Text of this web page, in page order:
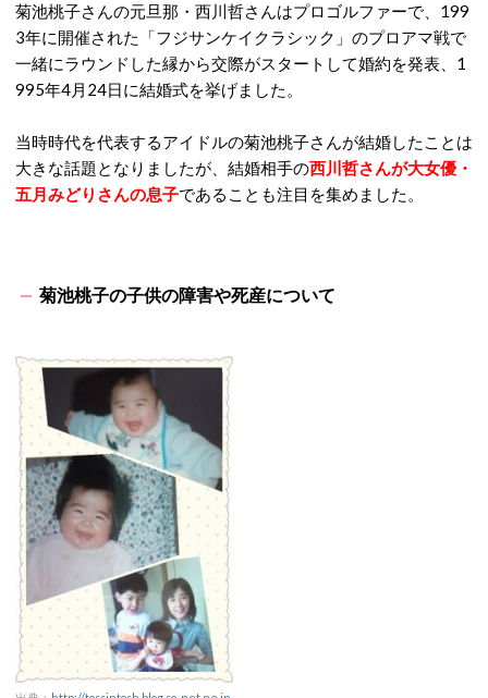
菊池桃子さんの元旦那・西川哲さんはプロゴルファーで、199
3年に開催された「フジサンケイクラシック」のプロアマ戦で
一緒にラウンドした縁から交際がスタートして婚約を発表、1
995年4月24日に結婚式を挙げました。
当時時代を代表するアイドルの菊池桃子さんが結婚したことは
大きな話題となりましたが、結婚相手の西川哲さんが大女優・
五月みどりさんの息子であることも注目を集めました。
菊池桃子の子供の障害や死産について